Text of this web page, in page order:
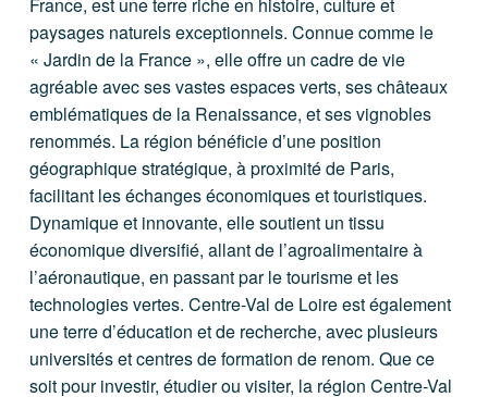
France, est une terre riche en histoire, culture et
paysages naturels exceptionnels. Connue comme le
« Jardin de la France », elle offre un cadre de vie
agréable avec ses vastes espaces verts, ses châteaux
emblématiques de la Renaissance, et ses vignobles
renommés. La région bénéficie d’une position
géographique stratégique, à proximité de Paris,
facilitant les échanges économiques et touristiques.
Dynamique et innovante, elle soutient un tissu
économique diversifié, allant de l’agroalimentaire à
l’aéronautique, en passant par le tourisme et les
technologies vertes. Centre-Val de Loire est également
une terre d’éducation et de recherche, avec plusieurs
universités et centres de formation de renom. Que ce
soit pour investir, étudier ou visiter, la région Centre-Val